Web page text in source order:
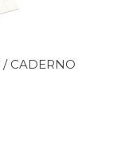
/ CADERNO